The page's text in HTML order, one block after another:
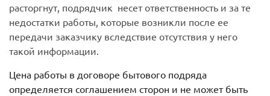
расторгнут, подрядчик несет ответственность и за те
недостатки работы, которые возникли после ее
передачи заказчику вследствие отсутствия у него
такой информации.
Цена работы в договоре бытового подряда
определяется соглашением сторон и не может быть